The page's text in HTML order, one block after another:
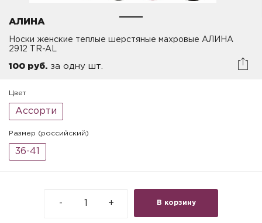
АЛИНА
Носки женские теплые шерстяные махровые АЛИНА
2912 TR-AL
100 руб. за одну шт.
Цвет
Ассорти
Размер (российский)
36-41
В корзину
- +